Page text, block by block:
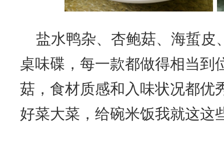
盐水鸭杂、杏鲍菇、海蜇皮
桌味碟，每一款都做得相当到
菇，食材质感和入味状况都优
好菜大菜，给碗米饭我就这这